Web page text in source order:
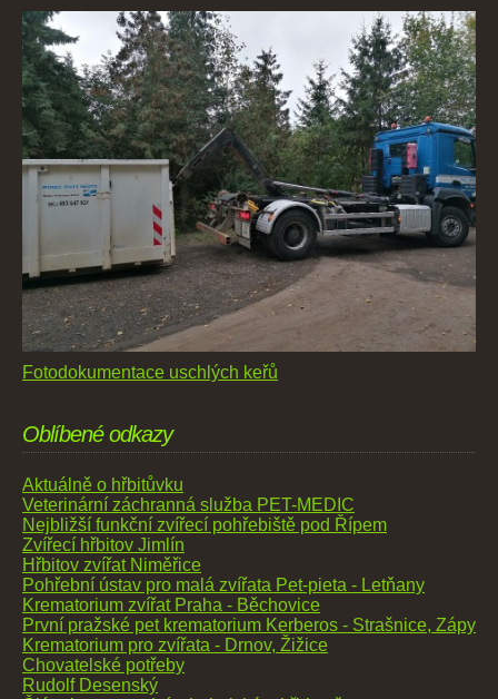
Fotodokumentace uschlých keřů
Oblíbené odkazy
Aktuálně o hřbitůvku
Veterinární záchranná služba PET-MEDIC
Nejbližší funkční zvířecí pohřebiště pod Řípem
Zvířecí hřbitov Jimlín
Hřbitov zvířat Niměřice
Pohřební ústav pro malá zvířata Pet-pieta - Letňany
Krematorium zvířat Praha - Běchovice
První pražské pet krematorium Kerberos - Strašnice, Zápy
Krematorium pro zvířata - Drnov, Žižice
Chovatelské potřeby
Rudolf Desenský